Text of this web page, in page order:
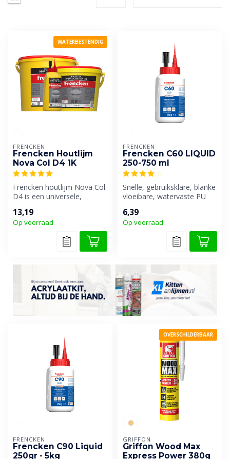
WATERBESTENDIG
FRENCKEN
Frencken Houtlijm
Nova Col D4 1K
Frencken houtlijm Nova Col
D4 is een universele,
component,...
13,19
Op voorraad
FRENCKEN
Frencken C60 LIQUID
250-750 ml
Snelle, gebruiksklare, blanke
vloeibare, watervaste PU
6,39
Op voorraad
FRENCKEN
Frencken C90 Liquid
250gr - 5kg
OVERSCHILDERBAAR
GRIFFON
Griffon Wood Max
Express Power 380g